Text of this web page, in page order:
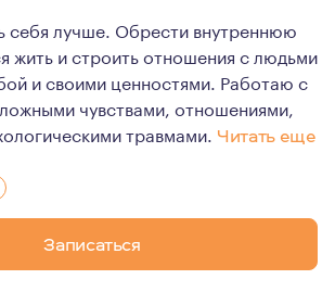
себя лучше. Обрести внутреннюю
жить и строить отношения с людьми
и своими ценностями. Работаю с
чувствами, отношениями,
травмами. Читать еще
человек обладает силой
от желания и мотивации
не тренинг, не коучинг. Это путь,
позволяет познать себя, принять
Записаться